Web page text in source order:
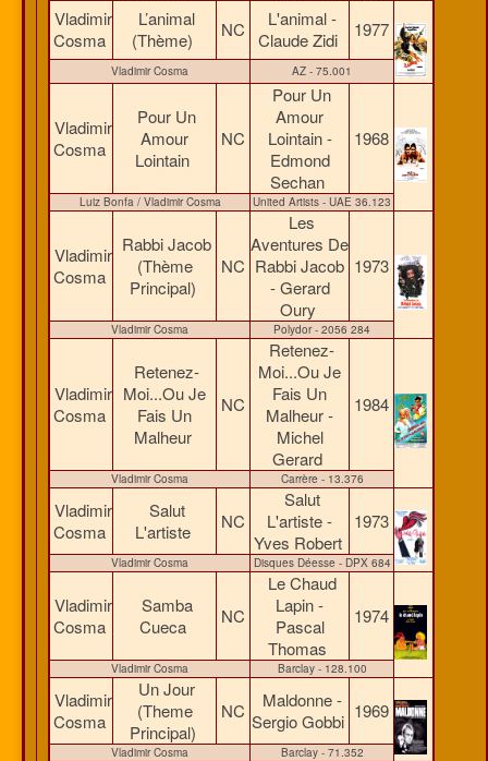
Vladimir
Cosma
L’animal
(Thème)
NC
L'animal -
Claude Zidi
1977
Vladimir Cosma AZ - 75.001
Vladimir
Cosma
Pour Un
Amour
Lointain
NC
Pour Un
Amour
Lointain -
Edmond
Sechan
1968
Luiz Bonfa / Vladimir Cosma United Artists - UAE 36.123
Vladimir
Cosma
Rabbi Jacob
(Thème
Principal)
NC
Les
Aventures De
Rabbi Jacob
- Gerard
Oury
1973
Vladimir Cosma Polydor - 2056 284
Vladimir
Cosma
Retenez-
Moi...Ou Je
Fais Un
Malheur
NC
Retenez-
Moi...Ou Je
Fais Un
Malheur -
Michel
Gerard
1984
Vladimir Cosma Carrère - 13.376
Vladimir
Cosma
Salut
L'artiste
NC
Salut
L'artiste -
Yves Robert
1973
Vladimir Cosma Disques Déesse - DPX 684
Vladimir
Cosma
Samba
Cueca
NC
Le Chaud
Lapin -
Pascal
Thomas
1974
Vladimir Cosma Barclay - 128.100
Vladimir
Cosma
Un Jour
(Theme
Principal)
NC
Maldonne -
Sergio Gobbi 1969
Vladimir Cosma Barclay - 71.352